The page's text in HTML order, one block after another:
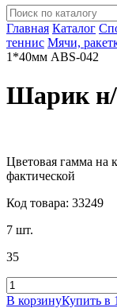
Главная Каталог
теннис Мячи,
1*40мм ABS-042
Шарик н/
Цветовая гамма на
фактической
Код товара: 33249
7 шт.
35
В корзинуКупить в